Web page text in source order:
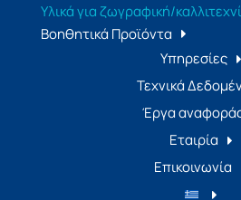
Υλικά για ζωγραφική/
Βοηθητικά Προϊόντα
Υπηρεσίες
Τεχνικά
Έργα
Εταιρία
Επικοινωνία